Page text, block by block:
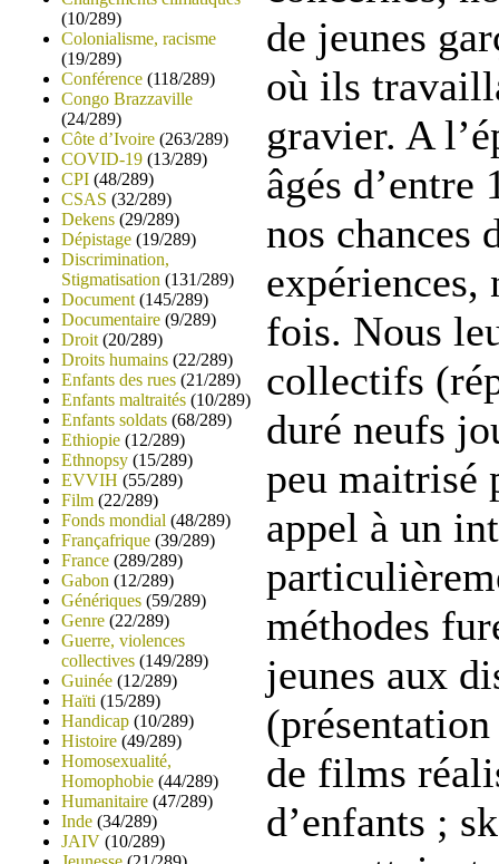
(10/289)
Colonialisme, racisme
(19/289)
Conférence (118/289)
Congo Brazzaville
(24/289)
Côte d’Ivoire (263/289)
COVID-19 (13/289)
CPI (48/289)
CSAS (32/289)
Dekens (29/289)
Dépistage (19/289)
Discrimination,
Stigmatisation (131/289)
Document (145/289)
Documentaire (9/289)
Droit (20/289)
Droits humains (22/289)
Enfants des rues (21/289)
Enfants maltraités (10/289)
Enfants soldats (68/289)
Ethiopie (12/289)
Ethnopsy (15/289)
EVVIH (55/289)
Film (22/289)
Fonds mondial (48/289)
Françafrique (39/289)
France (289/289)
Gabon (12/289)
Génériques (59/289)
Genre (22/289)
Guerre, violences
collectives (149/289)
Guinée (12/289)
Haïti (15/289)
Handicap (10/289)
Histoire (49/289)
Homosexualité,
Homophobie (44/289)
Humanitaire (47/289)
Inde (34/289)
JAIV (10/289)
de jeunes
où ils
gravier. A
âgés
nos chances
expériences,
fois. Nous
collectifs
duré neufs
peu maitrisé
appel à un
méthodes
jeunes aux
(présentation
de films
d’enfants ;